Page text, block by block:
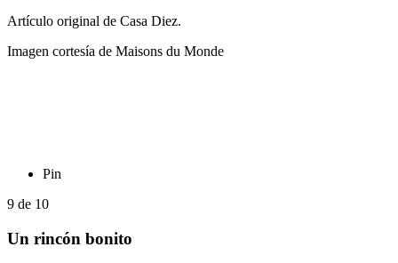
Artículo original de Casa Diez.
Imagen cortesía de Maisons du Monde
Pin
9 de 10
Un rincón bonito